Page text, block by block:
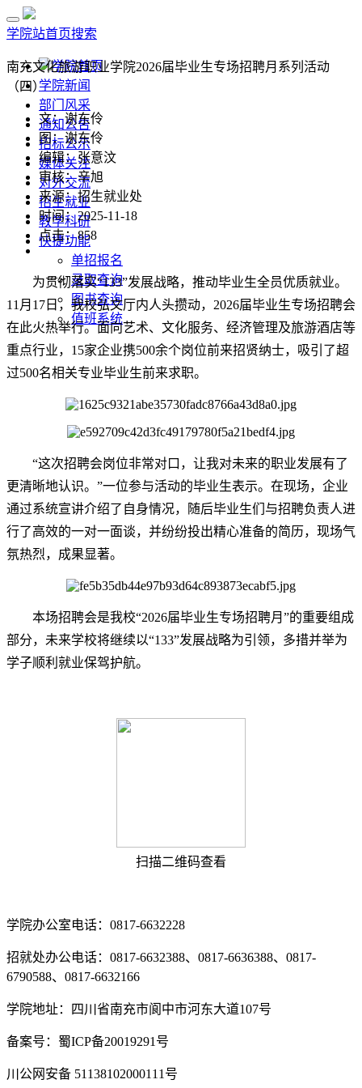
学院站首页搜索
学院首页
学院新闻
部门风采
通知公告
招标公示
媒体关注
对外交流
招生就业
教学科研
快捷功能
单招报名
录取查询
图书查询
值班系统
南充文化旅游职业学院2026届毕业生专场招聘月系列活动
（四）
文：谢东伶
图：谢东伶
编辑：张意汶
审核：辛旭
来源：招生就业处
时间：2025-11-18
点击：858
为贯彻落实“133”发展战略，推动毕业生全员优质就业。
11月17日，我校弘文厅内人头攒动，2026届毕业生专场招聘会
在此火热举行。面向艺术、文化服务、经济管理及旅游酒店等
重点行业，15家企业携500余个岗位前来招贤纳士，吸引了超
过500名相关专业毕业生前来求职。
“这次招聘会岗位非常对口，让我对未来的职业发展有了
更清晰地认识。”一位参与活动的毕业生表示。在现场，企业
通过系统宣讲介绍了自身情况，随后毕业生们与招聘负责人进
行了高效的一对一面谈，并纷纷投出精心准备的简历，现场气
氛热烈，成果显著。
本场招聘会是我校“2026届毕业生专场招聘月”的重要组成
部分，未来学校将继续以“133”发展战略为引领，多措并举为
学子顺利就业保驾护航。
扫描二维码查看
学院办公室电话：0817-6632228
招就处办公电话：0817-6632388、0817-6636388、0817-
6790588、0817-6632166
学院地址：四川省南充市阆中市河东大道107号
备案号：蜀ICP备20019291号
川公网安备 51138102000111号